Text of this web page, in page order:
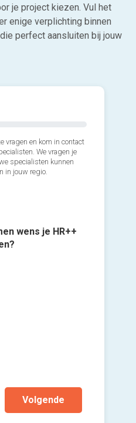
je project kiezen. Vul het
enige verplichting binnen
perfect aansluiten bij jouw
vragen en kom in contact
We vragen je
specialisten kunnen
in jouw regio.
wens je HR++
Volgende